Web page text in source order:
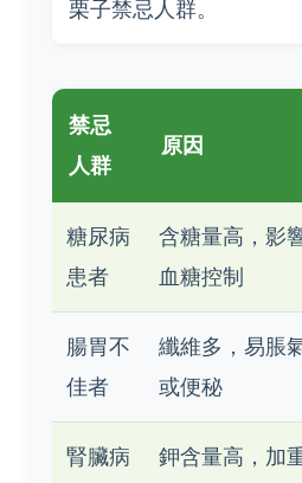
栗子禁忌人群。
禁忌
人群
原因
糖尿病
患者
含糖量高，影
血糖控制
腸胃不
佳者
纖維多，易脹
或便秘
腎臟病
鉀含量高，加